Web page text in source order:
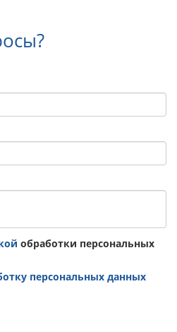
обработки персональных
персональных данных